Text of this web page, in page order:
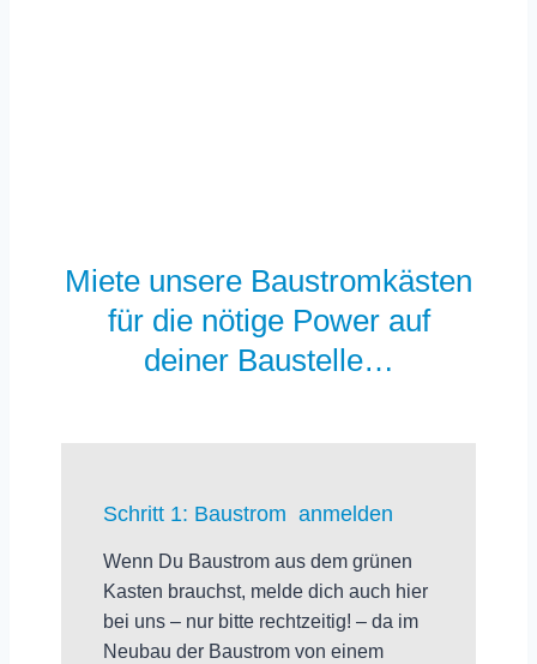
Miete unsere Baustromkästen
für die nötige Power auf
deiner Baustelle…
Schritt 1: Baustrom anmelden
Wenn Du Baustrom aus dem grünen
Kasten brauchst, melde dich auch hier
bei uns – nur bitte rechtzeitig! – da im
Neubau der Baustrom von einem